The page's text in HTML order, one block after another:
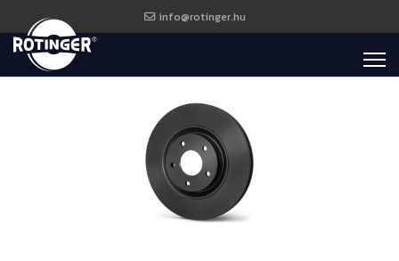
info@rotinger.hu